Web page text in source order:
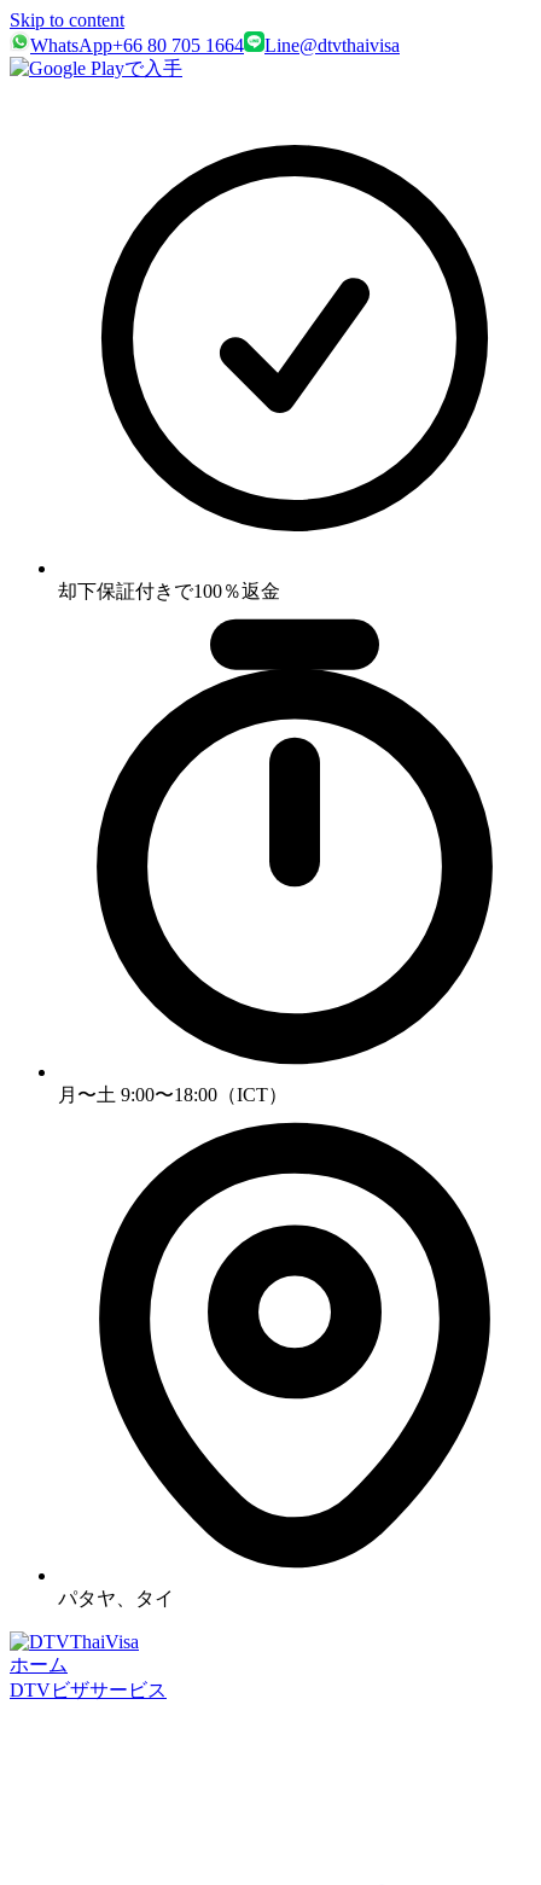
Skip to content
WhatsApp+66 80 705 1664 Line@dtvthaivisa
却下保証付きで100％返金
月〜土 9:00〜18:00（ICT）
パタヤ、タイ
ホーム
DTVビザサービス